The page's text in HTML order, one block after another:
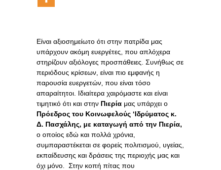
Είναι αξιοσημείωτο ότι στην πατρίδα μας
υπάρχουν ακόμη ευεργέτες, που απλόχερα
στηρίζουν αξιόλογες προσπάθειες. Συνήθως σε
περιόδους κρίσεων, είναι πιο εμφανής η
παρουσία ευεργετών, που είναι τόσο
απαραίτητοι. Ιδιαίτερα χαιρόμαστε και είναι
τιμητικό ότι και στην Πιερία μας υπάρχει ο
Πρόεδρος του Κοινωφελούς ‘Ιδρύματος κ.
Δ. Πασχάλης, με καταγωγή από την Πιερία,
ο οποίος εδώ και πολλά χρόνια,
συμπαραστέκεται σε φορείς πολιτισμού, υγείας,
εκπαίδευσης και δράσεις της περιοχής μας και
όχι μόνο. Στην κοπή πίτας που